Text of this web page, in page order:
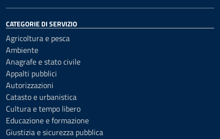
CATEGORIE DI SERVIZIO
Agricoltura e pesca
Ambiente
Anagrafe e stato civile
Appalti pubblici
Autorizzazioni
Catasto e urbanistica
Cultura e tempo libero
Educazione e formazione
Giustizia e sicurezza pubblica